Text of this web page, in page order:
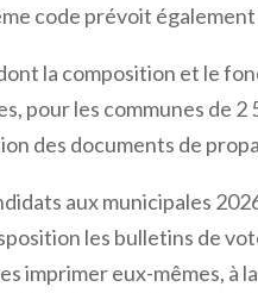
code prévoit également
la composition et le
pour les communes de 2
des documents de
aux municipales
les bulletins de
imprimer eux-mêmes, à